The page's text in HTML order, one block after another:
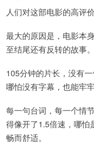
人们对这部电影的高评
最大的原因是，电影本
至结尾还有反转的故事。
105分钟的片长，没有
哪怕没有字幕，也能牢
每一句台词，每一个情
得像开了1.5倍速，哪怕
畅而舒适。